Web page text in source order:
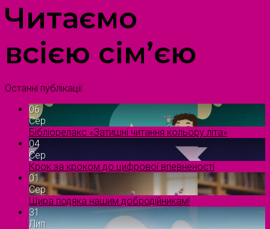
Читаємо
всією сім’єю
Останні публікації
06
Сер
Бібліорелакс «Затишні читання кольору літа»
04
Сер
Крок за кроком до цифрової впевненості
01
Сер
Щира подяка нашим добродійникам!
31
Лип